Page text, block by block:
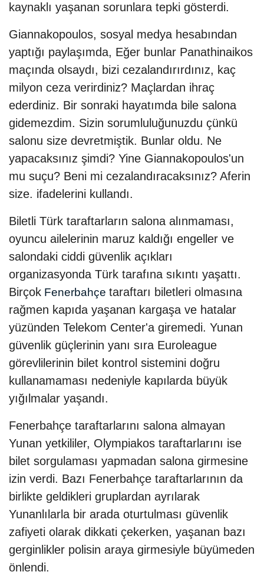
kaynaklı yaşanan sorunlara tepki gösterdi.
Giannakopoulos, sosyal medya hesabından
yaptığı paylaşımda, Eğer bunlar Panathinaikos
maçında olsaydı, bizi cezalandırırdınız, kaç
milyon ceza verirdiniz? Maçlardan ihraç
ederdiniz. Bir sonraki hayatımda bile salona
gidemezdim. Sizin sorumluluğunuzdu çünkü
salonu size devretmiştik. Bunlar oldu. Ne
yapacaksınız şimdi? Yine Giannakopoulos'un
mu suçu? Beni mi cezalandıracaksınız? Aferin
size. ifadelerini kullandı.
Biletli Türk taraftarların salona alınmaması,
oyuncu ailelerinin maruz kaldığı engeller ve
salondaki ciddi güvenlik açıkları
organizasyonda Türk tarafına sıkıntı yaşattı.
Birçok Fenerbahçe taraftarı biletleri olmasına
rağmen kapıda yaşanan kargaşa ve hatalar
yüzünden Telekom Center'a giremedi. Yunan
güvenlik güçlerinin yanı sıra Euroleague
görevlilerinin bilet kontrol sistemini doğru
kullanamaması nedeniyle kapılarda büyük
yığılmalar yaşandı.
Fenerbahçe taraftarlarını salona almayan
Yunan yetkililer, Olympiakos taraftarlarını ise
bilet sorgulaması yapmadan salona girmesine
izin verdi. Bazı Fenerbahçe taraftarlarının da
birlikte geldikleri gruplardan ayrılarak
Yunanlılarla bir arada oturtulması güvenlik
zafiyeti olarak dikkati çekerken, yaşanan bazı
gerginlikler polisin araya girmesiyle büyümeden
önlendi.